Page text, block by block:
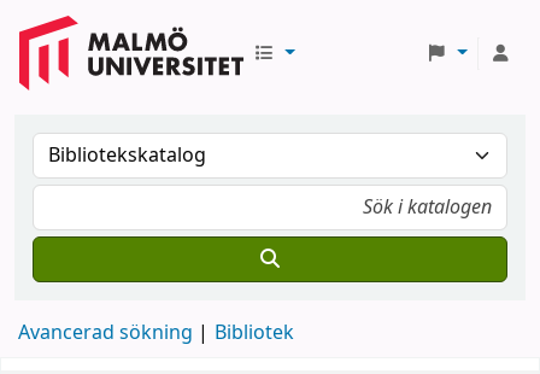
Avancerad sökning Bibliotek